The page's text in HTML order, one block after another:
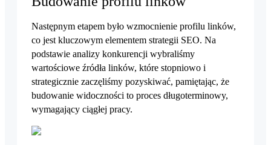
Następnym etapem było wzmocnienie profilu linków,
co jest kluczowym elementem strategii SEO. Na
podstawie analizy konkurencji wybraliśmy
wartościowe źródła linków, które stopniowo i
strategicznie zaczęliśmy pozyskiwać, pamiętając, że
budowanie widoczności to proces długoterminowy,
wymagający ciągłej pracy.